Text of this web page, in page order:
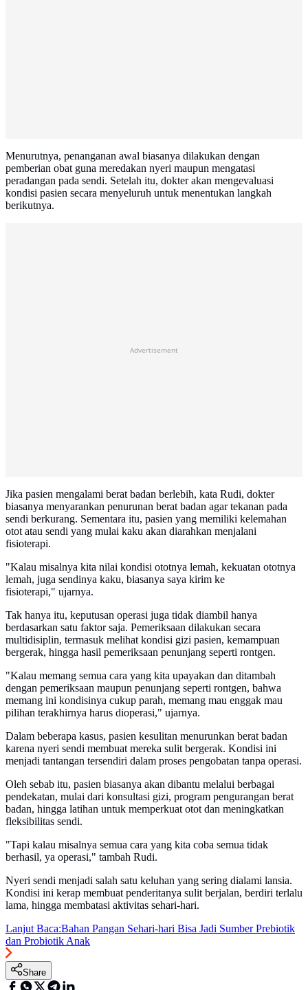
Menurutnya, penanganan awal biasanya dilakukan dengan
pemberian obat guna meredakan nyeri maupun mengatasi
peradangan pada sendi. Setelah itu, dokter akan mengevaluasi
kondisi pasien secara menyeluruh untuk menentukan langkah
berikutnya.
Advertisement
Jika pasien mengalami berat badan berlebih, kata Rudi, dokter
biasanya menyarankan penurunan berat badan agar tekanan pada
sendi berkurang. Sementara itu, pasien yang memiliki kelemahan
otot atau sendi yang mulai kaku akan diarahkan menjalani
fisioterapi.
"Kalau misalnya kita nilai kondisi ototnya lemah, kekuatan ototnya
lemah, juga sendinya kaku, biasanya saya kirim ke
fisioterapi," ujarnya.
Tak hanya itu, keputusan operasi juga tidak diambil hanya
berdasarkan satu faktor saja. Pemeriksaan dilakukan secara
multidisiplin, termasuk melihat kondisi gizi pasien, kemampuan
bergerak, hingga hasil pemeriksaan penunjang seperti rontgen.
"Kalau memang semua cara yang kita upayakan dan ditambah
dengan pemeriksaan maupun penunjang seperti rontgen, bahwa
memang ini kondisinya cukup parah, memang mau enggak mau
pilihan terakhirnya harus dioperasi," ujarnya.
Dalam beberapa kasus, pasien kesulitan menurunkan berat badan
karena nyeri sendi membuat mereka sulit bergerak. Kondisi ini
menjadi tantangan tersendiri dalam proses pengobatan tanpa operasi.
Oleh sebab itu, pasien biasanya akan dibantu melalui berbagai
pendekatan, mulai dari konsultasi gizi, program pengurangan berat
badan, hingga latihan untuk memperkuat otot dan meningkatkan
fleksibilitas sendi.
"Tapi kalau misalnya semua cara yang kita coba semua tidak
berhasil, ya operasi," tambah Rudi.
Nyeri sendi menjadi salah satu keluhan yang sering dialami lansia.
Kondisi ini kerap membuat penderitanya sulit berjalan, berdiri terlalu
lama, hingga membatasi aktivitas sehari-hari.
Lanjut Baca:Bahan Pangan Sehari-hari Bisa Jadi Sumber Prebiotik
dan Probiotik Anak
Share